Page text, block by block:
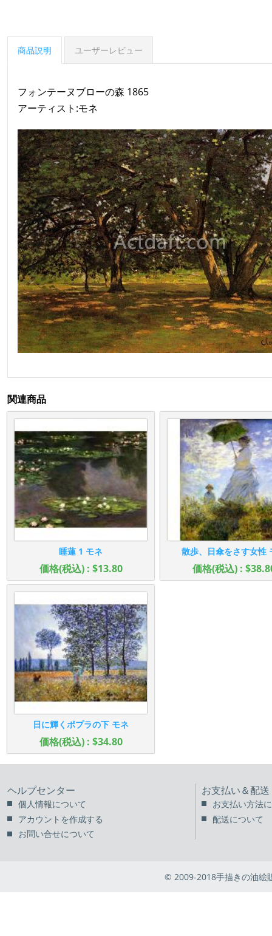
商品説明 ユーザーレビュー
フォンテーヌブローの森 1865
アーティスト:モネ
関連商品
睡蓮 1 モネ
価格(税込) : $13.80
散歩、日傘をさす女性
価格(税込) :
日に輝くポプラの下 モネ
価格(税込) : $34.80
ヘルプセンター
個人情報について
アカウントを作成する
お問い合せについて
お支払い＆配送
お支払い方法
配送について
© 2009-2018手描きの油絵